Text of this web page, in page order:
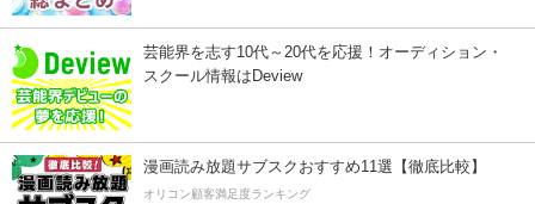
芸能界を志す10代～20代を応援！オーディション・
スクール情報はDeview
漫画読み放題サブスクおすすめ11選【徹底比較】
オリコン顧客満足度ランキング